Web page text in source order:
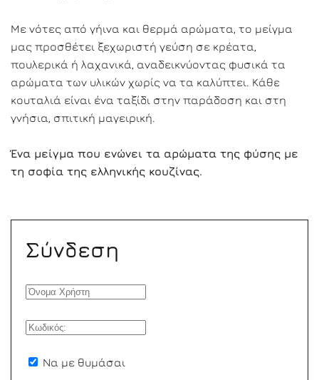
Με νότες από γήινα και θερμά αρώματα, το μείγμα
μας προσθέτει ξεχωριστή γεύση σε κρέατα,
πουλερικά ή λαχανικά, αναδεικνύοντας φυσικά τα
αρώματα των υλικών χωρίς να τα καλύπτει. Κάθε
κουταλιά είναι ένα ταξίδι στην παράδοση και στη
γνήσια, σπιτική μαγειρική.
Ένα μείγμα που ενώνει τα αρώματα της φύσης με
τη σοφία της ελληνικής κουζίνας.
Σύνδεση
Να με θυμάσαι